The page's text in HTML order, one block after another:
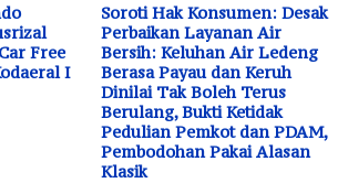
Free
I
Soroti Hak Konsumen: Desak
Perbaikan Layanan Air
Bersih: Keluhan Air Ledeng
Berasa Payau dan Keruh
Dinilai Tak Boleh Terus
Berulang, Bukti Ketidak
Pedulian Pemkot dan PDAM,
Pembodohan Pakai Alasan
Klasik